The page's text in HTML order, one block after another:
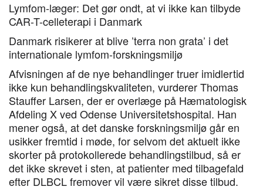
Lymfom-læger: Det gør ondt, at vi ikke kan tilbyde
CAR-T-celleterapi i Danmark
Danmark risikerer at blive ’terra non grata’ i det
internationale lymfom-forskningsmiljø
Afvisningen af de nye behandlinger truer imidlertid
ikke kun behandlingskvaliteten, vurderer Thomas
Stauffer Larsen, der er overlæge på Hæmatologisk
Afdeling X ved Odense Universitetshospital. Han
mener også, at det danske forskningsmiljø går en
usikker fremtid i møde, for selvom det aktuelt ikke
skorter på protokollerede behandlingstilbud, så er
det ikke skrevet i sten, at patienter med tilbagefald
efter DLBCL fremover vil være sikret disse tilbud.